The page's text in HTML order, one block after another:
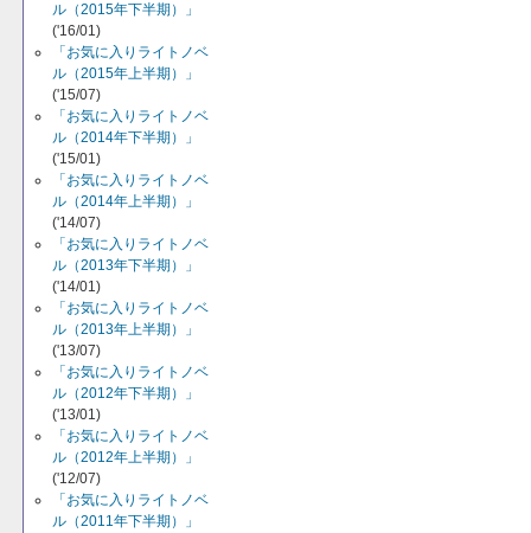
ル（2015年下半期）」
('16/01)
「お気に入りライトノベ
ル（2015年上半期）」
('15/07)
「お気に入りライトノベ
ル（2014年下半期）」
('15/01)
「お気に入りライトノベ
ル（2014年上半期）」
('14/07)
「お気に入りライトノベ
ル（2013年下半期）」
('14/01)
「お気に入りライトノベ
ル（2013年上半期）」
('13/07)
「お気に入りライトノベ
ル（2012年下半期）」
('13/01)
「お気に入りライトノベ
ル（2012年上半期）」
('12/07)
「お気に入りライトノベ
ル（2011年下半期）」